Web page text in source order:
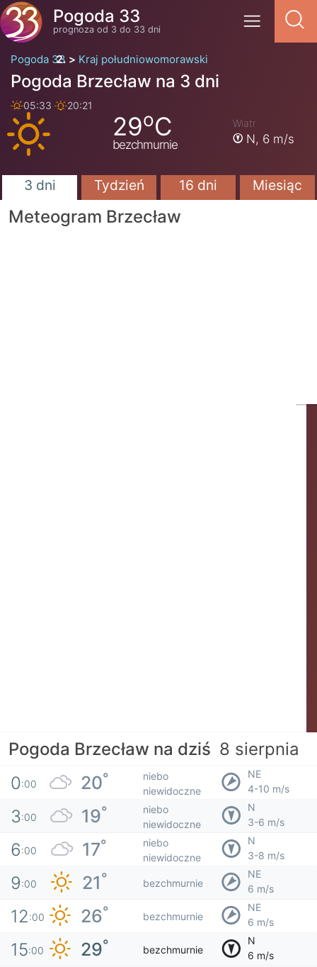
Pogoda 33
prognoza od 3 do 33 dni
Pogoda 33 Kraj południowomorawski
Pogoda Brzecław na 3 dni
05:33 20:21
29oC
bezchmurnie
Wiatr
N, 6 m/s
3 dni Tydzień 16 dni Miesiąc
Meteogram Brzecław
Pogoda Brzecław na dziś 8 sierpnia
0:00 20°
niebo
niewidoczne
NE
4-10 m/s
3:00 19°
niebo
niewidoczne
N
3-6 m/s
6:00 17°
niebo
niewidoczne
N
3-8 m/s
9:00 21° bezchmurnie
NE
6 m/s
12:00 26° bezchmurnie
NE
6 m/s
15:00 29° bezchmurnie
N
6 m/s